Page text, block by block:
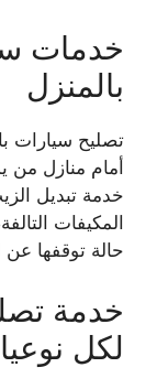
خدمات
بالمنزل
أمام منازل من
خدمة تبديل
المكيفات
حالة توقفها عن
خدمة
لكل